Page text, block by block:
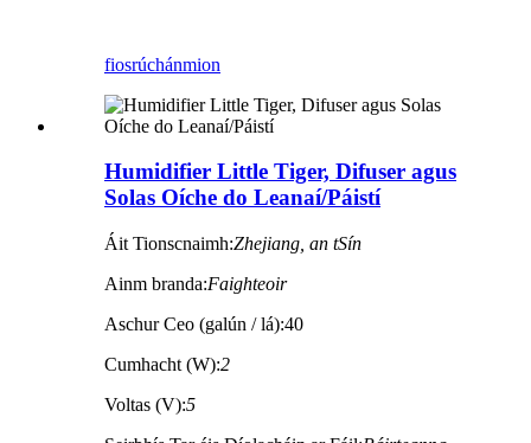
fiosrúchánmion
Humidifier Little Tiger, Difuser agus
Solas Oíche do Leanaí/Páistí
Áit Tionscnaimh:Zhejiang, an tSín
Ainm branda:Faighteoir
Aschur Ceo (galún / lá):40
Cumhacht (W):2
Voltas (V):5